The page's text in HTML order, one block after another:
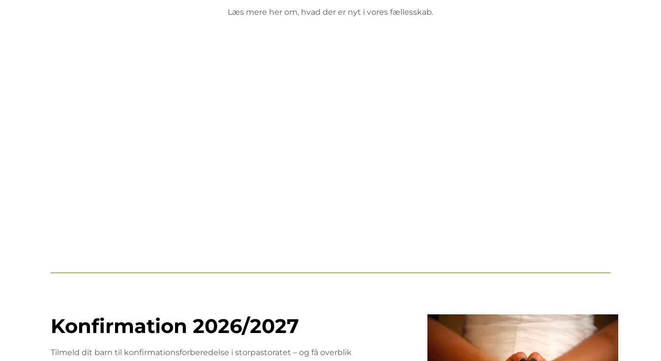
Læs mere her om, hvad der er nyt i vores fællesskab.
Konfirmation 2026/2027
Tilmeld dit barn til konfirmationsforberedelse i storpastoratet – og få overblik